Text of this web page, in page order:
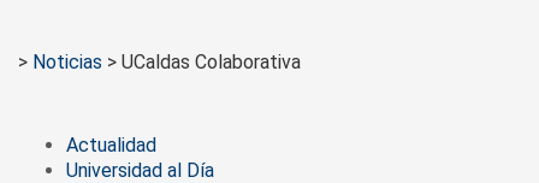
> Noticias > UCaldas Colaborativa
Actualidad
Universidad al Día